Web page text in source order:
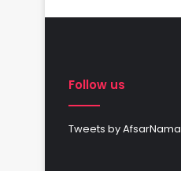
Follow us
Tweets by AfsarNama